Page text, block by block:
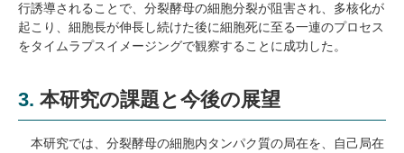
行誘導されることで、分裂酵母の細胞分裂が阻害され、多核化が
起こり、細胞長が伸長し続けた後に細胞死に至る一連のプロセス
をタイムラプスイメージングで観察することに成功した。
本研究の課題と今後の展望
本研究では、分裂酵母の細胞内タンパク質の局在を、自己局在